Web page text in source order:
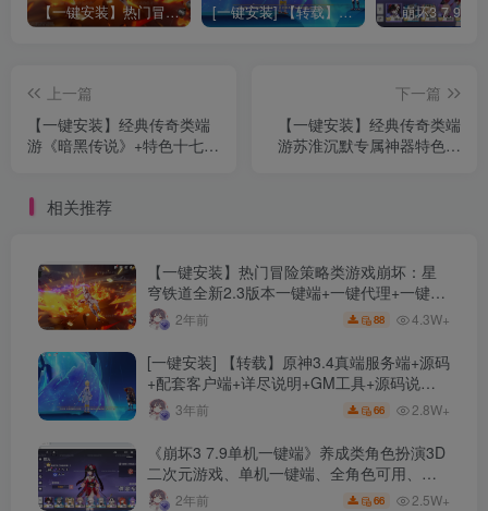
【一键安装】热门冒险策略类游戏崩坏：星穹铁道全新2.3版本一键端+一键代理+一键启动+免虚拟机 [一键安装] 【转载】原神3.4真端服务端+源码+配套客户端+详尽说明+GM工具+源码说明文件
上一篇
【一键安装】经典传奇类端
游《暗黑传说》+特色十七职
美超多大陆
下一篇
【一键安装】经典传奇类端
游苏淮沉默专属神器特色单
相关推荐
【一键安装】热门冒险策略类游戏崩坏：星
穹铁道全新2.3版本一键端+一键代理+一键启
动+免虚拟机
2年前 88 4.3W+
[一键安装] 【转载】原神3.4真端服务端+源码
+配套客户端+详尽说明+GM工具+源码说明
文件3年前 66 2.8W+
《崩坏3 7.9单机一键端》养成类角色扮演3D
二次元游戏、单机一键端、全角色可用、无
限资源、附带保姆级安装教程
2年前 66 2.5W+